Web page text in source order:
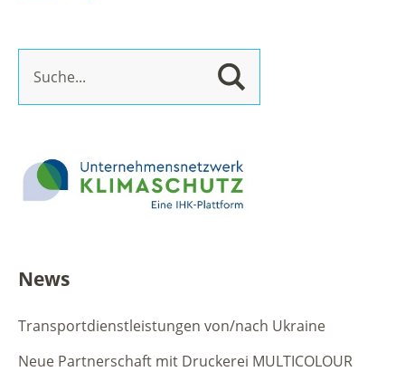
News
Transportdienstleistungen von/nach Ukraine
Neue Partnerschaft mit Druckerei MULTICOLOUR